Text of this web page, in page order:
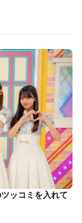
ッコミを入れて